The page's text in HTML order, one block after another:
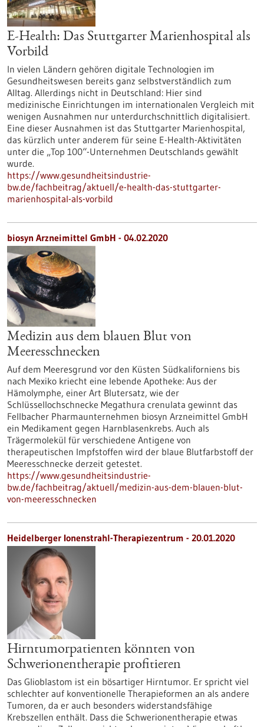
E-Health: Das Stuttgarter Marienhospital als
Vorbild
In vielen Ländern gehören digitale Technologien im
Gesundheitswesen bereits ganz selbstverständlich zum
Alltag. Allerdings nicht in Deutschland: Hier sind
medizinische Einrichtungen im internationalen Vergleich mit
wenigen Ausnahmen nur unterdurchschnittlich digitalisiert.
Eine dieser Ausnahmen ist das Stuttgarter Marienhospital,
das kürzlich unter anderem für seine E-Health-Aktivitäten
unter die „Top 100“-Unternehmen Deutschlands gewählt
wurde.
https://www.gesundheitsindustrie-
bw.de/fachbeitrag/aktuell/e-health-das-stuttgarter-
marienhospital-als-vorbild
biosyn Arzneimittel GmbH - 04.02.2020
Medizin aus dem blauen Blut von
Meeresschnecken
Auf dem Meeresgrund vor den Küsten Südkaliforniens bis
nach Mexiko kriecht eine lebende Apotheke: Aus der
Hämolymphe, einer Art Blutersatz, wie der
Schlüssellochschnecke Megathura crenulata gewinnt das
Fellbacher Pharmaunternehmen biosyn Arzneimittel GmbH
ein Medikament gegen Harnblasenkrebs. Auch als
Trägermolekül für verschiedene Antigene von
therapeutischen Impfstoffen wird der blaue Blutfarbstoff der
Meeresschnecke derzeit getestet.
https://www.gesundheitsindustrie-
bw.de/fachbeitrag/aktuell/medizin-aus-dem-blauen-blut-
von-meeresschnecken
Heidelberger Ionenstrahl-Therapiezentrum - 20.01.2020
Hirntumorpatienten könnten von
Schwerionentherapie profitieren
Das Glioblastom ist ein bösartiger Hirntumor. Er spricht viel
schlechter auf konventionelle Therapieformen an als andere
Tumoren, da er auch besonders widerstandsfähige
Krebszellen enthält. Dass die Schwerionentherapie etwas